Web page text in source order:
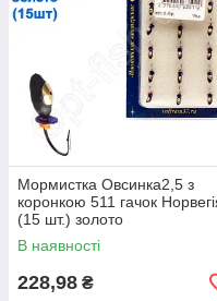
Мормистка Овсинка2,5 з
коронкою 511 гачок
(15 шт.) золото
В наявності
228,98 ₴